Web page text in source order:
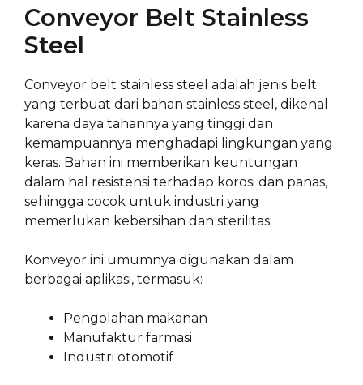
Conveyor Belt Stainless
Steel
Conveyor belt stainless steel adalah jenis belt
yang terbuat dari bahan stainless steel, dikenal
karena daya tahannya yang tinggi dan
kemampuannya menghadapi lingkungan yang
keras. Bahan ini memberikan keuntungan
dalam hal resistensi terhadap korosi dan panas,
sehingga cocok untuk industri yang
memerlukan kebersihan dan sterilitas.
Konveyor ini umumnya digunakan dalam
berbagai aplikasi, termasuk:
Pengolahan makanan
Manufaktur farmasi
Industri otomotif